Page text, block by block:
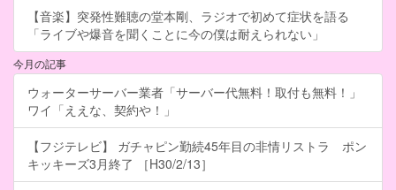
【音楽】突発性難聴の堂本剛、ラジオで初めて症状を語る
「ライブや爆音を聞くことに今の僕は耐えられない」
今月の記事
ウォーターサーバー業者「サーバー代無料！取付も無料！」
ワイ「ええな、契約や！」
【フジテレビ】 ガチャピン勤続45年目の非情リストラ ポン
キッキーズ3月終了 ［H30/2/13］